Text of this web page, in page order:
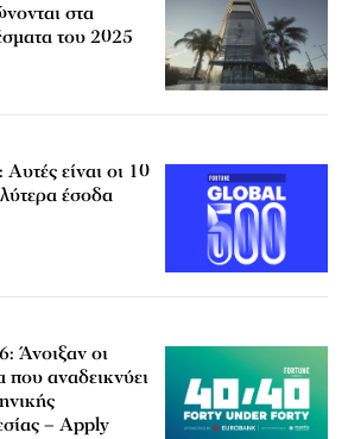
στα
του 2025
είναι οι 10
έσοδα
Άνοιξαν οι
που αναδεικνύει
– Apply